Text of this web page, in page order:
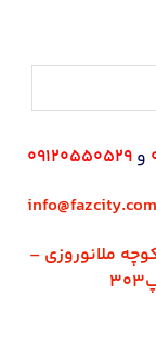
و 09120550529
info@fazcity.com
ملانوروزی –